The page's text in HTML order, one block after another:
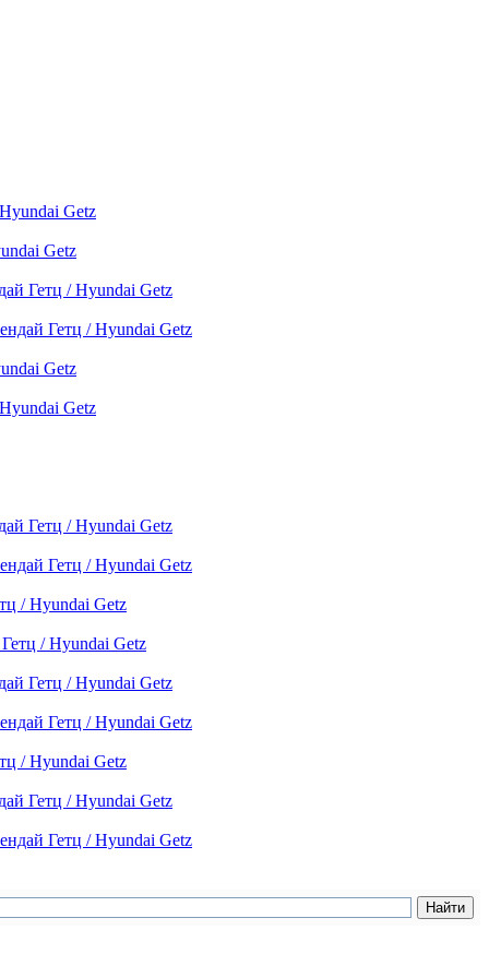
Getz
Getz
Гетц / Hyundai Getz
Гетц / Hyundai Getz
Getz
Getz
Гетц / Hyundai Getz
Гетц / Hyundai Getz
/ Hyundai Getz
/ Hyundai Getz
Гетц / Hyundai Getz
Гетц / Hyundai Getz
/ Hyundai Getz
Гетц / Hyundai Getz
Гетц / Hyundai Getz